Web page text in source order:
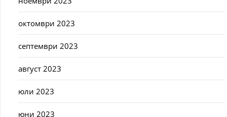
октомври 2023
септември 2023
август 2023
юли 2023
юни 2023